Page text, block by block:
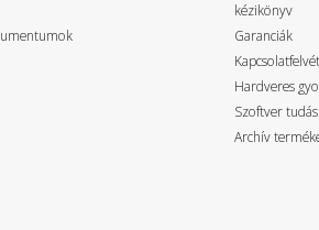
kézikönyv
Garanciák
Hardveres
Szoftver
Archív